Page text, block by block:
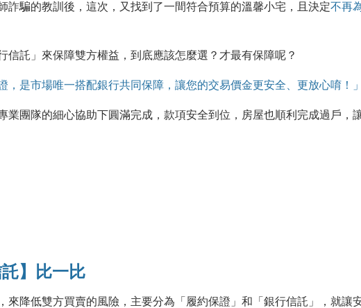
詐騙的教訓後，這次，又找到了一間符合預算的溫馨小宅，且決定不再
信託」來保障雙方權益，到底應該怎麼選？才最有保障呢？
，是市場唯一搭配銀行共同保障，讓您的交易價金更安全、更放心唷！」
業團隊的細心協助下圓滿完成，款項安全到位，房屋也順利完成過戶，
】比一比
來降低雙方買賣的風險，主要分為「履約保證」和「銀行信託」，就讓